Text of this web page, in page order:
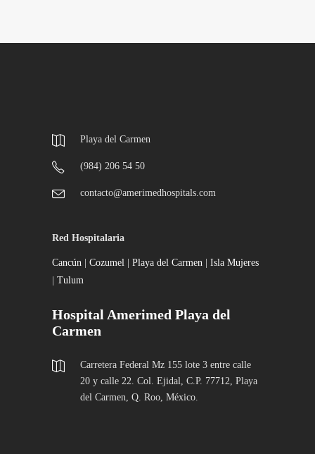
Playa del Carmen
(984) 206 54 50
contacto@amerimedhospitals.com
Red Hospitalaria
Cancún Cozumel Playa del Carmen
Isla Mujeres
Tulum
Hospital Amerimed Playa del
Carmen
Carretera Federal Mz 155 lote 3 entre calle
20 y calle 22. Col. Ejidal, C.P. 77712, Playa
del Carmen, Q. Roo, México.